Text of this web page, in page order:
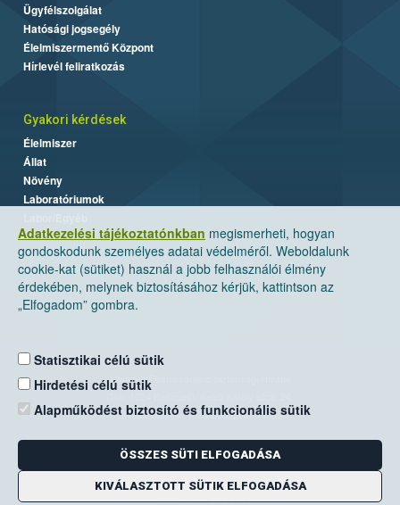
Adatkezelési tájékoztatónkban megismerheti, hogyan
gondoskodunk személyes adatai védelméről. Weboldalunk
cookie-kat (sütiket) használ a jobb felhasználói élmény
érdekében, melynek biztosításához kérjük, kattintson az
„Elfogadom” gombra.
Statisztikai célú sütik
Hirdetési célú sütik
Alapműködést biztosító és funkcionális sütik
ÖSSZES SÜTI ELFOGADÁSA
KIVÁLASZTOTT SÜTIK ELFOGADÁSA
Ügyfélszolgálat
Hatósági jogsegély
Élelmiszermentő Központ
Hírlevél feliratkozás
Gyakori kérdések
Élelmiszer
Állat
Növény
Laboratóriumok
Nemzeti Élelmiszerlánc-biztonsági Hivatal
Levelezési cím: 1525 Budapest. Pf. 30.
E-mail:ugyfelszolgalat@nebih.gov.hu
Zöld szám: 06-80/263-244
Telefon: 06-1/ 336-9000